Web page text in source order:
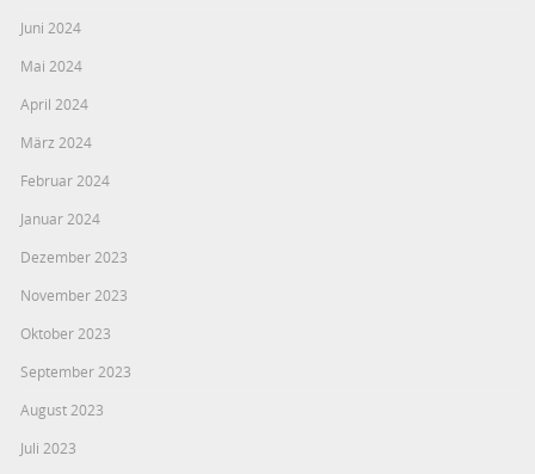
Juni 2024
Mai 2024
April 2024
März 2024
Februar 2024
Januar 2024
Dezember 2023
November 2023
Oktober 2023
September 2023
August 2023
Juli 2023